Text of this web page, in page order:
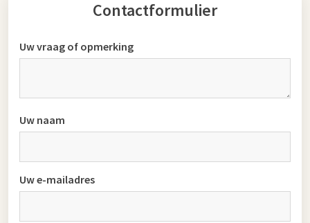
Contactformulier
Uw vraag of opmerking
Uw naam
Uw e-mailadres